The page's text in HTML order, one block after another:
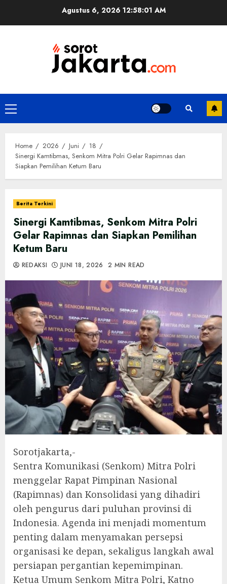
Agustus 6, 2026 12:58:02 AM
Primary
Menu
Home 2026 Juni
18
Sinergi Kamtibmas, Senkom Mitra Polri Gelar Rapimnas dan
Siapkan Pemilihan Ketum Baru
Berita Terkini
Sinergi Kamtibmas, Senkom Mitra Polri
Gelar Rapimnas dan Siapkan Pemilihan
Ketum Baru
REDAKSI JUNI 18, 2026 2 MIN READ
Sorotjakarta,-
Sentra Komunikasi (Senkom) Mitra Polri
menggelar Rapat Pimpinan Nasional
(Rapimnas) dan Konsolidasi yang dihadiri
oleh pengurus dari puluhan provinsi di
Indonesia. Agenda ini menjadi momentum
penting dalam menyamakan persepsi
organisasi ke depan, sekaligus langkah awal
persiapan pergantian kepemimpinan.
Ketua Umum Senkom Mitra Polri, Katno